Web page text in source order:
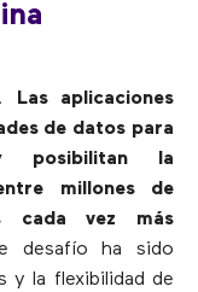
Las aplicaciones
de datos para
posibilitan la
millones de
cada vez más
desafío ha sido
y la flexibilidad de